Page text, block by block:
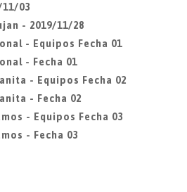
03
- 2019/11/28
- Equipos Fecha 01
- Fecha 01
- Equipos Fecha 02
- Fecha 02
- Equipos Fecha 03
- Fecha 03